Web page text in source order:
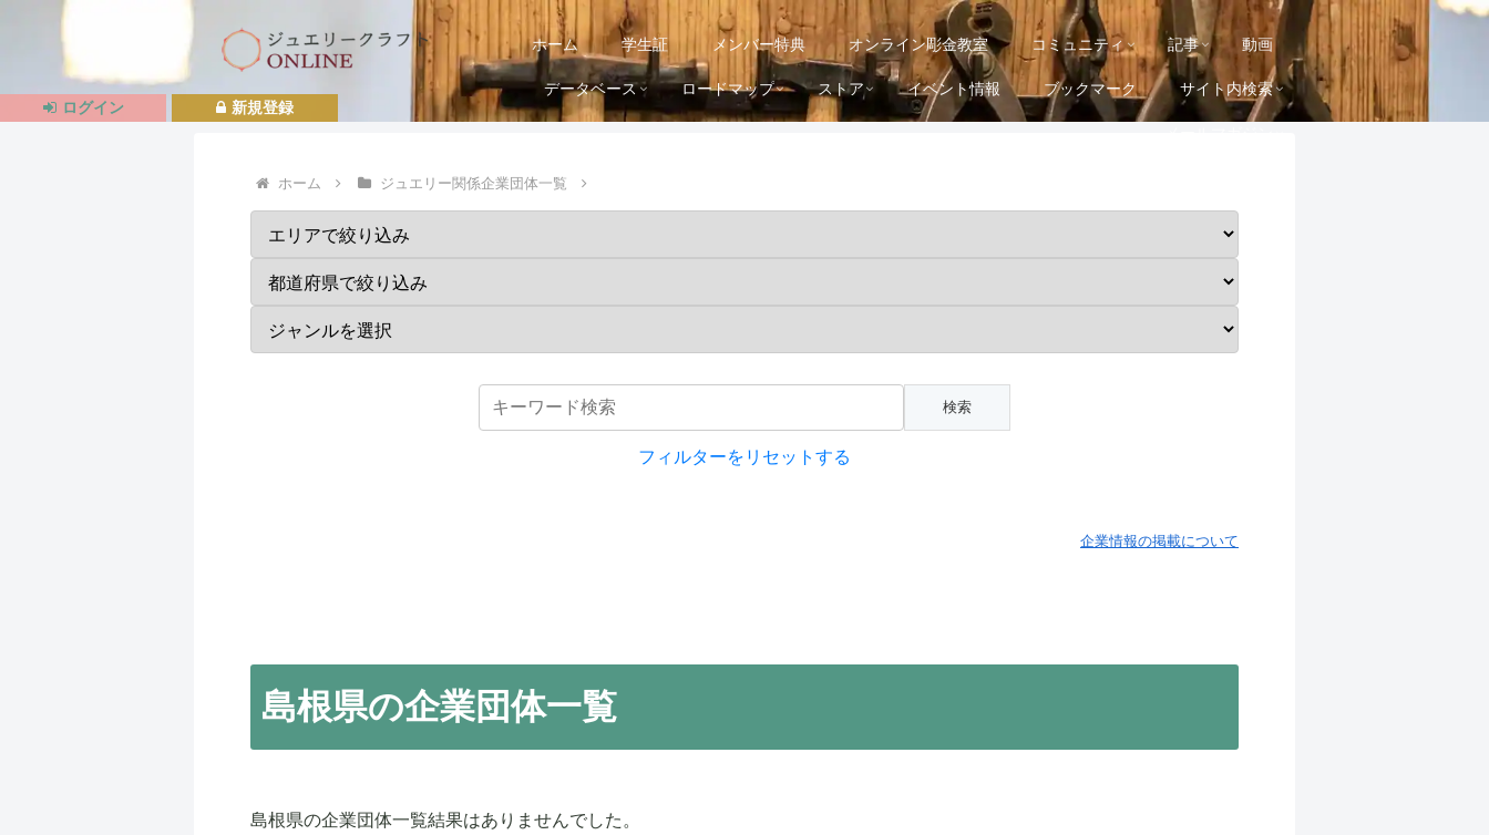
ホーム 学生証 メンバー特典 オンライン彫金教室 コミュニティ 記事 動画
データベース ロードマップ ストア イベント情報 ブックマーク サイト内検索
ホーム ジュエリー関係企業団体一覧
フィルターをリセットする
企業情報の掲載について
島根県の企業団体一覧
島根県の企業団体一覧結果はありませんでした。
新規登録
ログイン